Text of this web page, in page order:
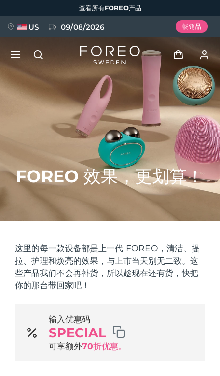
FOREO 效果，更划算！
这里的每一款设备都是上一代 FOREO，清洁、提
拉、护理和焕亮的效果，与上市当天别无二致。这
些产品我们不会再补货，所以趁现在还有货，快把
你的那台带回家吧！
输入优惠码
SPECIAL
可享额外70折优惠。
查看所有FOREO产品
US 09/08/2026 畅销品
登录
用户信息
我的设备
我的订单
我的地址
新品
FAQ™ Pure Beauty-Tech Elixir
BREAKING NEWS
FAQ™ Dual LED Panel
畅销产品
语言
Deutsch
Español
Italiano
Português
Polski
Svenska
Русский
简体中文 繁體中文
发货国家
美国 预计送达日期 8/9/26
英国 预计送达日期8/8/26